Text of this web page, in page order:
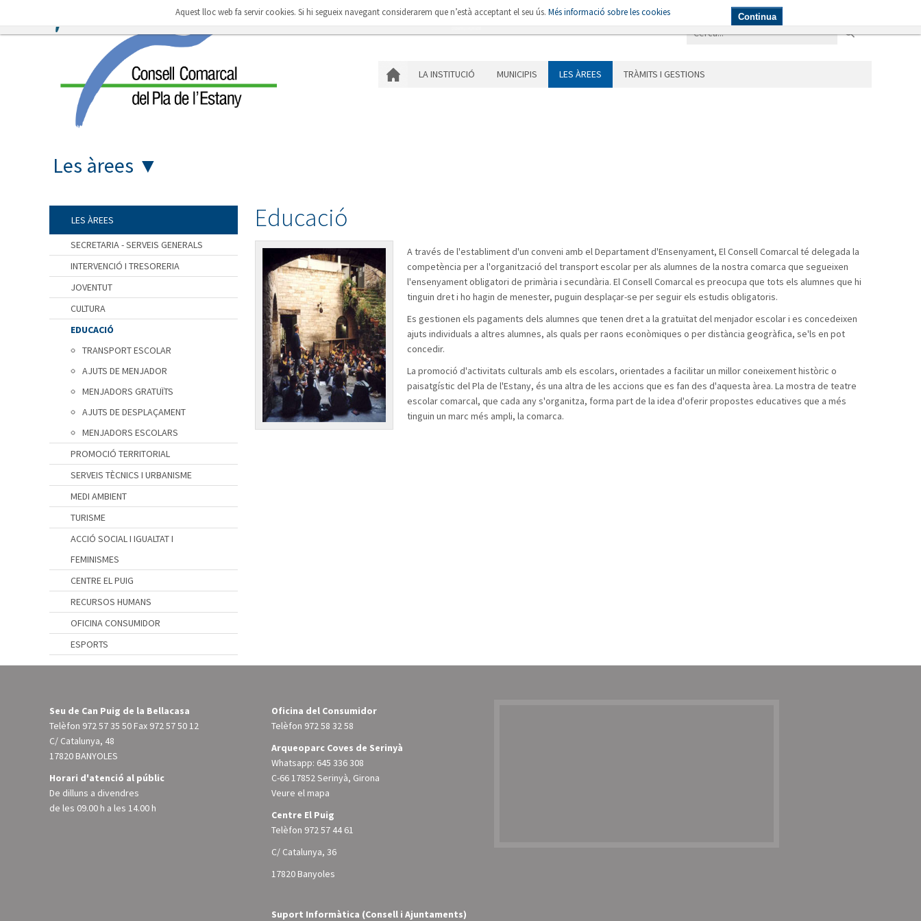
LA INSTITUCIÓ MUNICIPIS TRÀMITS I GESTIONS
LA INSTITUCIÓ MUNICIPIS LES ÀREES TRÀMITS I GESTIONS
Les àrees ▼
LES ÀREES
SECRETARIA - SERVEIS GENERALS
INTERVENCIÓ I TRESORERIA
JOVENTUT
CULTURA
EDUCACIÓ
TRANSPORT ESCOLAR
AJUTS DE MENJADOR
MENJADORS GRATUÏTS
AJUTS DE DESPLAÇAMENT
MENJADORS ESCOLARS
PROMOCIÓ TERRITORIAL
SERVEIS TÈCNICS I URBANISME
MEDI AMBIENT
TURISME
ACCIÓ SOCIAL I IGUALTAT I
FEMINISMES
CENTRE EL PUIG
RECURSOS HUMANS
OFICINA CONSUMIDOR
ESPORTS
Educació
A través de l'establiment d'un conveni amb el Departament d'Ensenyament, El Consell Comarcal té delegada la
competència per a l'organització del transport escolar per als alumnes de la nostra comarca que segueixen
l'ensenyament obligatori de primària i secundària. El Consell Comarcal es preocupa que tots els alumnes que hi
tinguin dret i ho hagin de menester, puguin desplaçar-se per seguir els estudis obligatoris.
Es gestionen els pagaments dels alumnes que tenen dret a la gratuïtat del menjador escolar i es concedeixen
ajuts individuals a altres alumnes, als quals per raons econòmiques o per distància geogràfica, se'ls en pot
concedir.
La promoció d'activitats culturals amb els escolars, orientades a facilitar un millor coneixement històric o
paisatgístic del Pla de l'Estany, és una altra de les accions que es fan des d'aquesta àrea. La mostra de teatre
escolar comarcal, que cada any s'organitza, forma part de la idea d'oferir propostes educatives que a més
tinguin un marc més ampli, la comarca.
Seu de Can Puig de la Bellacasa
Telèfon 972 57 35 50 Fax 972 57 50 12
C/ Catalunya, 48
17820 BANYOLES
Horari d'atenció al públic
De dilluns a divendres
de les 09.00 h a les 14.00 h
Oficina del Consumidor
Telèfon 972 58 32 58
Arqueoparc Coves de Serinyà
Whatsapp: 645 336 308
C-66 17852 Serinyà, Girona
Veure el mapa
Centre El Puig
Telèfon 972 57 44 61
C/ Catalunya, 36
17820 Banyoles
Suport Informàtica (Consell i Ajuntaments)
Aquest lloc web fa servir cookies. Si hi segueix navegant considerarem que n’està acceptant el seu ús. Més informació sobre les cookies Continua